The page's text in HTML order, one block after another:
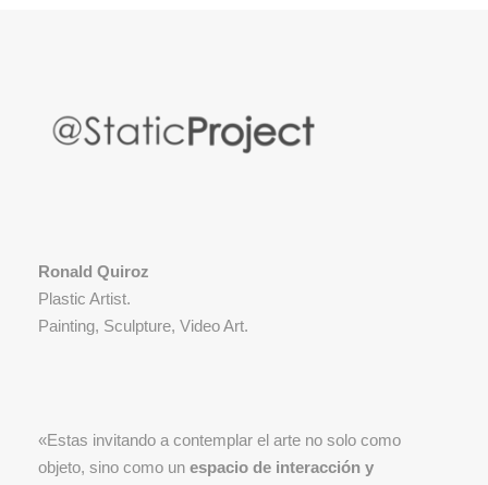
Ronald Quiroz
Plastic Artist.
Painting, Sculpture, Video Art.
«Estas invitando a contemplar el arte no solo como
objeto, sino como un espacio de interacción y